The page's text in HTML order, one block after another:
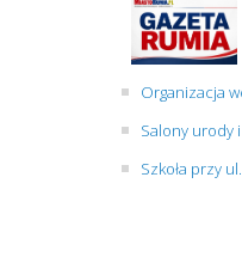
Organizacja
Salony urody
Szkoła przy